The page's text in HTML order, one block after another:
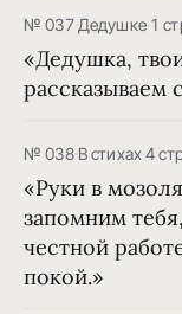
№ 037·Дедушке·1
«Дедушка,
рассказываем
№ 038·В стихах·4
«Руки в
запомним
честной
покой.»